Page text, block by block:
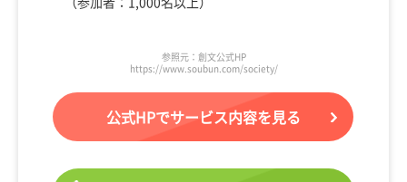
参照元：創文公式HP
https://www.soubun.com/society/
公式HPでサービス内容を見る